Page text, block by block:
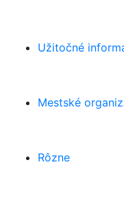
Užitočné
Mestské
Rôzne